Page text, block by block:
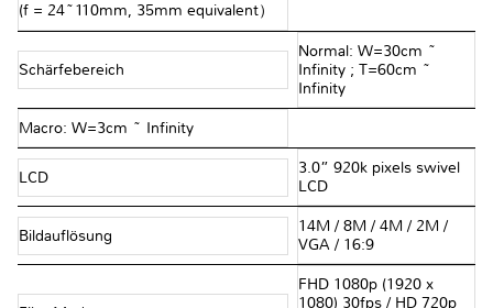
(f = 24~110mm, 35mm equivalent）
Schärfebereich
Normal: W=30cm ~
Infinity ; T=60cm ~
Infinity
Macro: W=3cm ~ Infinity
LCD
3.0” 920k pixels swivel
LCD
Bildauflösung
14M / 8M / 4M / 2M /
VGA / 16:9
FHD 1080p (1920 x
1080) 30fps / HD 720p